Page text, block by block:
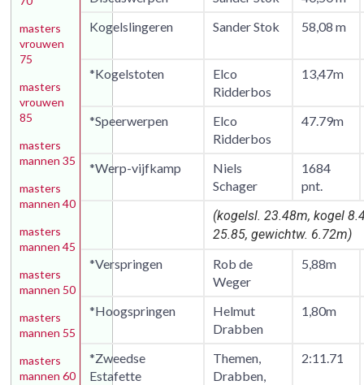
Kogelslingeren
Sander Stok 58,08 m
*Kogelstoten
Elco
Ridderbos
13,47m
*Speerwerpen
Elco
Ridderbos
47.79m
*Werp-vijfkamp
Niels
Schager
1684
pnt.
(kogelsl. 23.48m, kogel
25.85, gewichtw. 6.72m)
*Verspringen
Rob de
Weger
5,88m
*Hoogspringen
Helmut
Drabben
1,80m
*Zweedse
Estafette
Themen,
Drabben,
2:11.71
masters
vrouwen
75
masters
vrouwen
85
masters
mannen 35
masters
mannen 40
masters
mannen 45
masters
mannen 50
masters
mannen 55
masters
mannen 60